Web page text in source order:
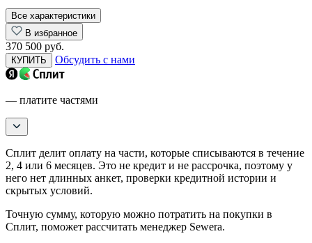
Все характеристики
В избранное
370 500 руб.
КУПИТЬ Обсудить с нами
— платите частями
Сплит делит оплату на части, которые списываются в течение
2, 4 или 6 месяцев. Это не кредит и не рассрочка, поэтому у
него нет длинных анкет, проверки кредитной истории и
скрытых условий.
Точную сумму, которую можно потратить на покупки в
Сплит, поможет рассчитать менеджер Sewera.